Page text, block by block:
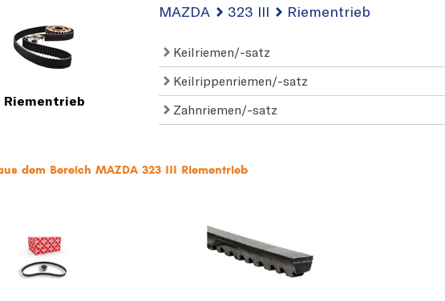
Riementrieb
MAZDA 323 III Riementrieb
Keilriemen/-satz
Keilrippenriemen/-satz
Zahnriemen/-satz
dem Bereich MAZDA 323 III Riementrieb